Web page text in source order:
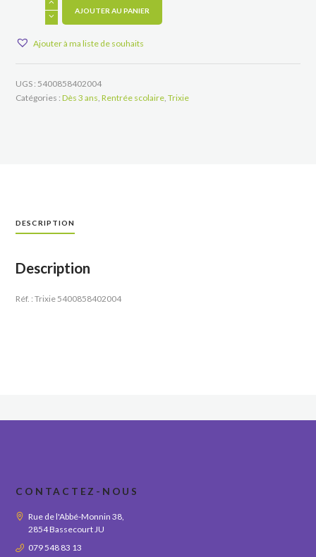
350
AJOUTER AU PANIER
Ajouter à ma liste de souhaits
UGS : 5400858402004
Catégories :Dès 3 ans ,Rentrée scolaire ,Trixie
DESCRIPTION
Description
Réf. : Trixie 5400858402004
CONTACTEZ-NOUS
Rue de l'Abbé-Monnin 38,
2854 Bassecourt JU
079 548 83 13